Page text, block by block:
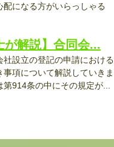
配になる方がいらっしゃる
が解説】合同会...
社設立の登記の申請における
事項について解説していきま
914条の中にその規定が...